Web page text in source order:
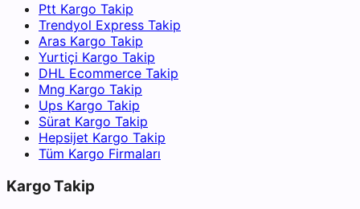
Ptt Kargo Takip
Trendyol Express Takip
Aras Kargo Takip
Yurtiçi Kargo Takip
DHL Ecommerce Takip
Mng Kargo Takip
Ups Kargo Takip
Sürat Kargo Takip
Hepsijet Kargo Takip
Tüm Kargo Firmaları
Kargo Takip